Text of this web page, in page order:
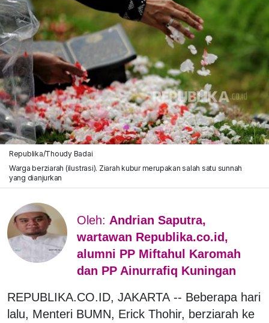
Republika/Thoudy Badai
Warga berziarah (ilustrasi). Ziarah kubur merupakan salah satu sunnah
yang dianjurkan
Oleh: Andrian Saputra,
wartawan Republika.co.id,
alumni PP Miftahul Karomah
dan PP Ainurrafiq Kuningan
REPUBLIKA.CO.ID, JAKARTA -- Beberapa hari
lalu, Menteri BUMN, Erick Thohir, berziarah ke